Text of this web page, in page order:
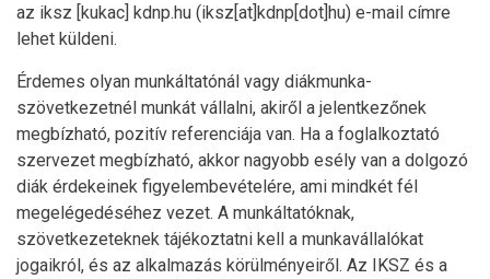
az iksz [kukac] kdnp.hu (iksz[at]kdnp[dot]hu) e-mail címre
lehet küldeni.
Érdemes olyan munkáltatónál vagy diákmunka-
szövetkezetnél munkát vállalni, akiről a jelentkezőnek
megbízható, pozitív referenciája van. Ha a foglalkoztató
szervezet megbízható, akkor nagyobb esély van a dolgozó
diák érdekeinek figyelembevételére, ami mindkét fél
megelégedéséhez vezet. A munkáltatóknak,
szövetkezeteknek tájékoztatni kell a munkavállalókat
jogaikról, és az alkalmazás körülményeiről. Az IKSZ és a